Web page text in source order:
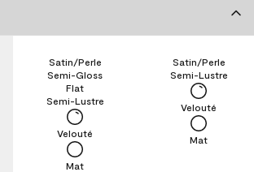
Mat
Velouté
Semi-Lustre
Flat
Semi-Gloss
Satin/Perle
Mat
Velouté
Semi-Lustre
Satin/Perle